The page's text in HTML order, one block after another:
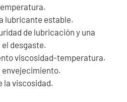
lubricante estable.
de lubricación y una
desgaste.
viscosidad-temperatura.
envejecimiento.
la viscosidad.